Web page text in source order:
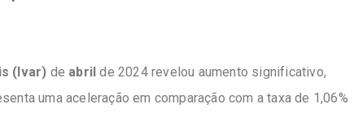
(Ivar) de abril de 2024 revelou aumento significativo,
uma aceleração em comparação com a taxa de 1,06%